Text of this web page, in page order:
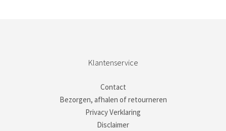
Klantenservice
Contact
Bezorgen, afhalen of retourneren
Privacy Verklaring
Disclaimer